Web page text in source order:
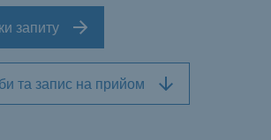
запиту
та запис на прийом